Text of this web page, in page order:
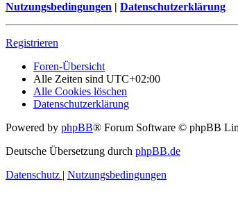
Nutzungsbedingungen | Datenschutzerklärung
Registrieren
Foren-Übersicht
Alle Zeiten sind UTC+02:00
Alle Cookies löschen
Datenschutzerklärung
Powered by phpBB® Forum Software © phpBB
Deutsche Übersetzung durch phpBB.de
Datenschutz | Nutzungsbedingungen